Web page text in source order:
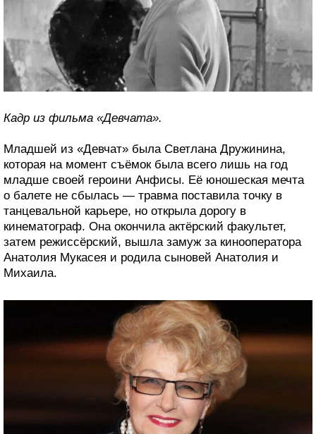
Кадр из фильма «Девчата».
Младшей из «Девчат» была Светлана Дружинина,
которая на момент съёмок была всего лишь на год
младше своей героини Анфисы. Её юношеская мечта
о балете не сбылась — травма поставила точку в
танцевальной карьере, но открыла дорогу в
кинематограф. Она окончила актёрский факультет,
затем режиссёрский, вышла замуж за кинооператора
Анатолия Мукасея и родила сыновей Анатолия и
Михаила.